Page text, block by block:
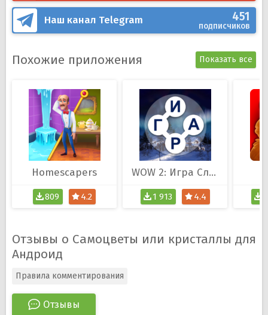
Наш канал Telegram 451
подписчиков
Похожие приложения Показать все
Homescapers
809 4.2
WOW 2: Игра Слов
1 913 4.4
Отзывы о Самоцветы или кристаллы для
Андроид
Отзывы
Правила комментирования